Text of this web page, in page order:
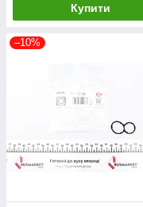
Купити
–10%